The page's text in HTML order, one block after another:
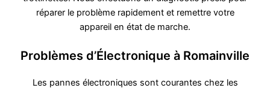
réparer le problème rapidement et remettre votre
appareil en état de marche.
Problèmes d’Électronique à Romainville
Les pannes électroniques sont courantes chez les